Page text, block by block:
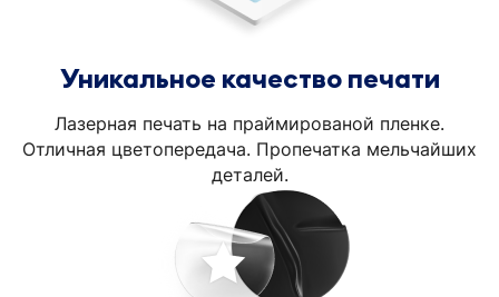
Уникальное качество печати
Лазерная печать на праймированой пленке.
Отличная цветопередача. Пропечатка мельчайших
деталей.